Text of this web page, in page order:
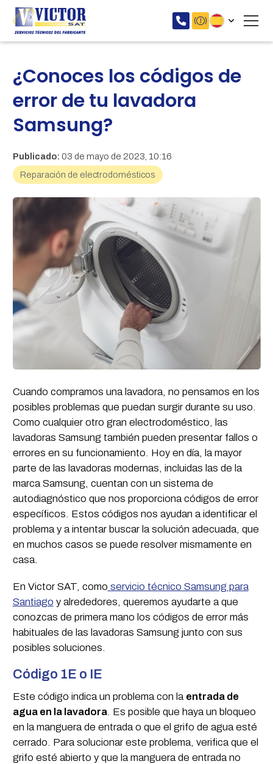
¿Conoces los códigos de
error de tu lavadora
Samsung?
Publicado: 03 de mayo de 2023, 10:16
Reparación de electrodomésticos
Cuando compramos una lavadora, no pensamos en los
posibles problemas que puedan surgir durante su uso.
Como cualquier otro gran electrodoméstico, las
lavadoras Samsung también pueden presentar fallos o
errores en su funcionamiento. Hoy en día, la mayor
parte de las lavadoras modernas, incluidas las de la
marca Samsung, cuentan con un sistema de
autodiagnóstico que nos proporciona códigos de error
específicos. Estos códigos nos ayudan a identificar el
problema y a intentar buscar la solución adecuada, que
en muchos casos se puede resolver mismamente en
casa.
En Victor SAT, como servicio técnico Samsung para
Santiago y alrededores, queremos ayudarte a que
conozcas de primera mano los códigos de error más
habituales de las lavadoras Samsung junto con sus
posibles soluciones.
Código 1E o IE
Este código indica un problema con la entrada de
agua en la lavadora. Es posible que haya un bloqueo
en la manguera de entrada o que el grifo de agua esté
cerrado. Para solucionar este problema, verifica que el
grifo esté abierto y que la manguera de entrada no